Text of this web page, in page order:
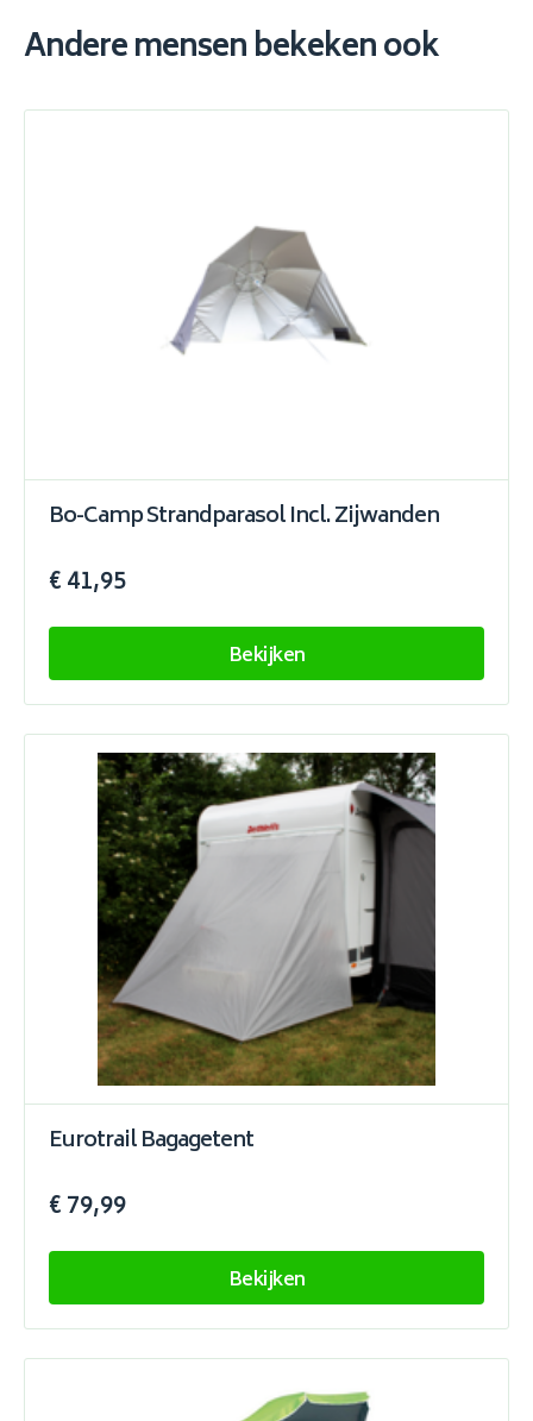
Andere mensen bekeken ook
Bo-Camp Strandparasol Incl. Zijwanden
€ 41,95
Bekijken
Eurotrail Bagagetent
€ 79,99
Bekijken